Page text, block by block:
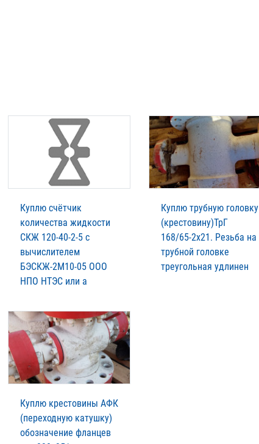
Куплю счётчик
количества жидкости
СКЖ 120-40-2-5 с
вычислителем
БЭСКЖ-2М10-05 ООО
НПО НТЭС или а
Куплю трубную головку
(крестовину)ТрГ
168/65-2х21. Резьба на
трубной головке
треугольная удлинен
Куплю крестовины АФК
(переходную катушку)
обозначение фланцев